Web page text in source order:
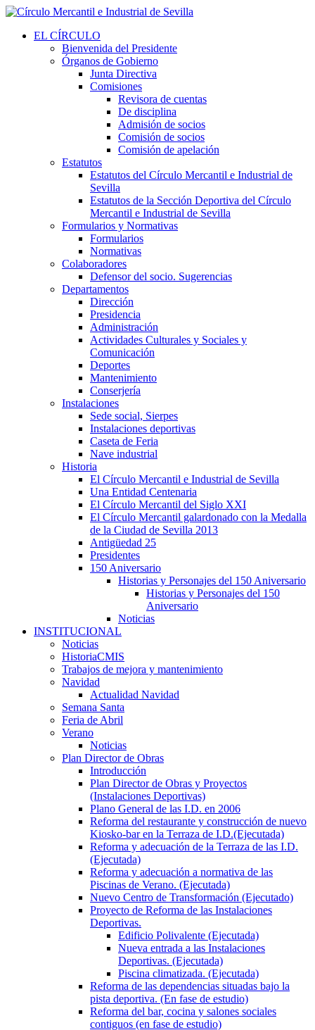
EL CÍRCULO
Bienvenida del Presidente
Órganos de Gobierno
Junta Directiva
Comisiones
Revisora de cuentas
De disciplina
Admisión de socios
Comisión de socios
Comisión de apelación
Estatutos
Estatutos del Círculo Mercantil e Industrial de
Sevilla
Estatutos de la Sección Deportiva del Círculo
Mercantil e Industrial de Sevilla
Formularios y Normativas
Formularios
Normativas
Colaboradores
Defensor del socio. Sugerencias
Departamentos
Dirección
Presidencia
Administración
Actividades Culturales y Sociales y
Comunicación
Deportes
Mantenimiento
Conserjería
Instalaciones
Sede social, Sierpes
Instalaciones deportivas
Caseta de Feria
Nave industrial
Historia
El Círculo Mercantil e Industrial de Sevilla
Una Entidad Centenaria
El Círculo Mercantil del Siglo XXI
El Círculo Mercantil galardonado con la Medalla
de la Ciudad de Sevilla 2013
Antigüedad 25
Presidentes
150 Aniversario
Historias y Personajes del 150 Aniversario
Historias y Personajes del 150
Aniversario
Noticias
INSTITUCIONAL
Noticias
HistoriaCMIS
Trabajos de mejora y mantenimiento
Navidad
Actualidad Navidad
Semana Santa
Feria de Abril
Verano
Noticias
Plan Director de Obras
Introducción
Plan Director de Obras y Proyectos
(Instalaciones Deportivas)
Plano General de las I.D. en 2006
Reforma del restaurante y construcción de nuevo
Kiosko-bar en la Terraza de I.D.(Ejecutada)
Reforma y adecuación de la Terraza de las I.D.
(Ejecutada)
Reforma y adecuación a normativa de las
Piscinas de Verano. (Ejecutada)
Nuevo Centro de Transformación (Ejecutado)
Proyecto de Reforma de las Instalaciones
Deportivas.
Edificio Polivalente (Ejecutada)
Nueva entrada a las Instalaciones
Deportivas. (Ejecutada)
Piscina climatizada. (Ejecutada)
Reforma de las dependencias situadas bajo la
pista deportiva. (En fase de estudio)
Reforma del bar, cocina y salones sociales
contiguos (en fase de estudio)